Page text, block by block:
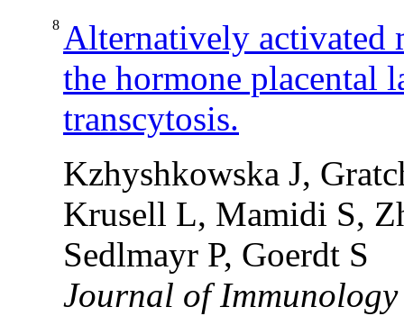
8 Alternatively activated
the hormone placental
transcytosis.
Kzhyshkowska J,
Krusell L, Mamidi S,
Sedlmayr P, Goerdt S
Journal of Immunology